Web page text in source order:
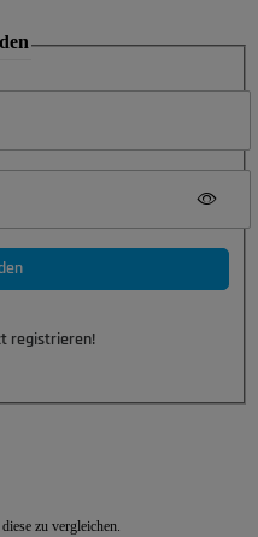
registrieren!
zu vergleichen.